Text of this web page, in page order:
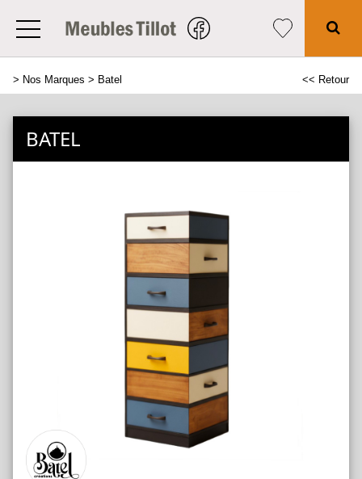
> Nos Marques > Batel << Retour
BATEL